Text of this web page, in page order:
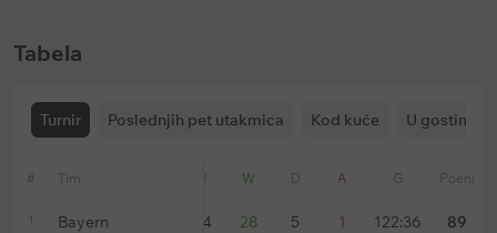
Tabela
Turnir Poslednjih pet utakmica Kod kuće U gostima
# Tim U W D A G Poeni
1 Bayern 34 28 5 1 122:36 89